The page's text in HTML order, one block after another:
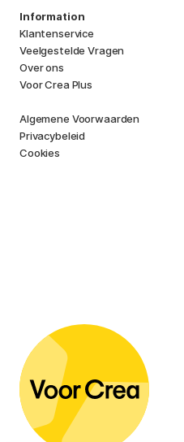
Information
Klantenservice
Veelgestelde Vragen
Over ons
Voor Crea Plus
Algemene Voorwaarden
Privacybeleid
Cookies